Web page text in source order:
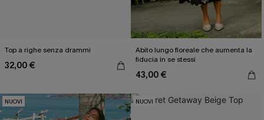
Top a righe senza drammi
32,00 €
Abito lungo floreale che aumenta la
fiducia in se stessi
43,00 €
NUOVI NUOVI